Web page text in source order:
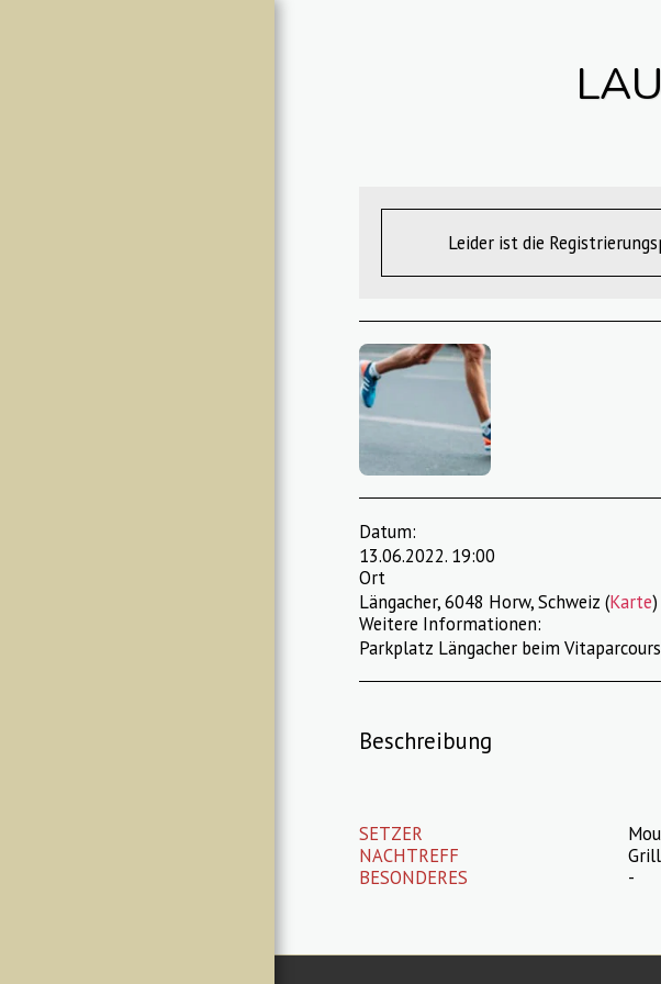
Leider ist die
Datum:
13.06.2022. 19:00
Ort
Längacher, 6048 Horw, Schweiz (Karte)
Weitere Informationen:
Parkplatz Längacher beim Vitaparcours
Beschreibung
SETZER
NACHTREFF
BESONDERES
-